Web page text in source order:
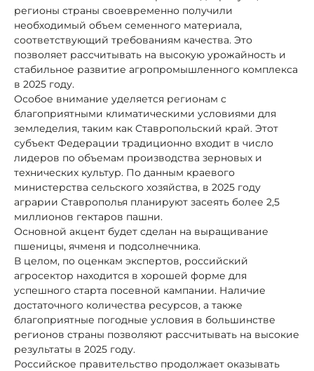
регионы страны своевременно получили
необходимый объем семенного материала,
соответствующий требованиям качества. Это
позволяет рассчитывать на высокую урожайность и
стабильное развитие агропромышленного комплекса
в 2025 году.
Особое внимание уделяется регионам с
благоприятными климатическими условиями для
земледелия, таким как Ставропольский край. Этот
субъект Федерации традиционно входит в число
лидеров по объемам производства зерновых и
технических культур. По данным краевого
министерства сельского хозяйства, в 2025 году
аграрии Ставрополья планируют засеять более 2,5
миллионов гектаров пашни.
Основной акцент будет сделан на выращивание
пшеницы, ячменя и подсолнечника.
В целом, по оценкам экспертов, российский
агросектор находится в хорошей форме для
успешного старта посевной кампании. Наличие
достаточного количества ресурсов, а также
благоприятные погодные условия в большинстве
регионов страны позволяют рассчитывать на высокие
результаты в 2025 году.
Российское правительство продолжает оказывать